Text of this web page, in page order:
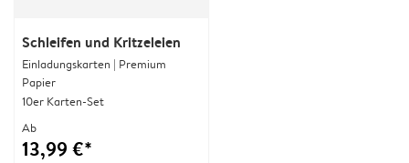
Schleifen und Kritzeleien
Einladungskarten | Premium
Papier
10er Karten-Set
Ab
13,99 €*